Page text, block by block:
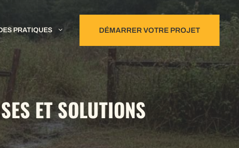
PRATIQUES DÉMARRER VOTRE PROJET
ET SOLUTIONS